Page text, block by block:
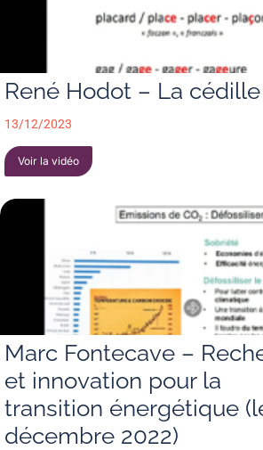
René Hodot – La cédille
13/12/2023
Voir la vidéo
Marc Fontecave –
et innovation pour la
transition énergétique
décembre 2022)